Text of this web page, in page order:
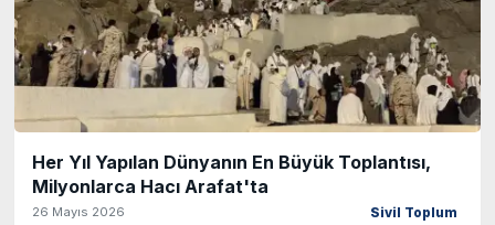
Her Yıl Yapılan Dünyanın En Büyük Toplantısı,
Milyonlarca Hacı Arafat'ta
26 Mayıs 2026 Sivil Toplum